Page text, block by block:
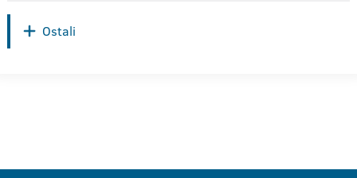
Ostali